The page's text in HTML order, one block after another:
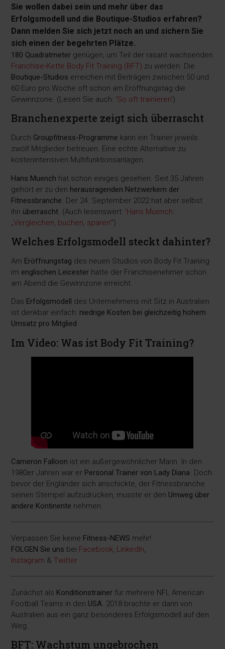
Sie wollen dabei sein und mehr über das
Erfolgsmodell und die Boutique-Studios erfahren?
Dann melden Sie sich jetzt noch an und sichern Sie
sich einen der begehrten Plätze.
180 Quadratmeter genügen, um Teil der rasant wachsenden
Franchise-Kette Body Fit Training (BFT) zu werden. Die
Boutique-Studios erreichen mit Beiträgen zwischen 50 und
60 Euro pro Woche oft schon am Eröffnungstag die
Gewinnzone. (Lesen Sie auch: 'So oft trainieren')
Branchenexperte zeigt sich überrascht
Durch Groupfitness-Programme kann ein Trainer jeweils
zwölf Mitglieder betreuen. Eine echte Alternative zu
kostenintensiven Multifunktionsanlagen.
Hans Muench hat schon einiges gesehen. Seit 35 Jahren
gehört er zu den herausragenden Netzwerkern der
Fitnessbranche . Der 24. September 2022 hat aber selbst
ihn überrascht . (Auch lesenswert: 'Hans Muench:
„Vergleichen, buchen, sparen“')
Welches Erfolgsmodell steckt dahinter?
Am Eröffnungstag des neuen Studios von Body Fit Training
im englischen Leicester hatte der Franchisenehmer schon
am Abend die Gewinnzone erreicht.
Das Erfolgsmodell
des Unternehmens mit Sitz in Australien
ist denkbar einfach: niedrige Kosten bei gleichzeitig hohem
Umsatz pro Mitglied.
Im Video: Was ist Body Fit Training?
Cameron Falloon ist ein außergewöhnlicher Mann. In den
1980er Jahren war er Personal Trainer von Lady Diana . Doch
bevor der Engländer sich anschickte, der Fitnessbranche
seinen Stempel aufzudrücken, musste er den Umweg über
andere Kontinente nehmen.
Verpassen Sie keine Fitness-NEWS mehr!
FOLGEN Sie uns bei Facebook LinkedIn
Instagram &Twitter
Zunächst als Konditionstrainer für mehrere NFL American
Football Teams in den USA . 2018 brachte er dann von
Australien aus ein ganz besonderes Erfolgsmodell auf den
Weg.
BFT: Wachstum ungebrochen